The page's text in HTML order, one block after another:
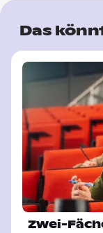
Das
Zwei-